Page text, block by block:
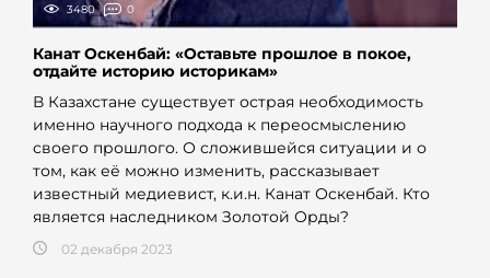
3480 0
Канат Оскенбай: «Оставьте прошлое в покое,
отдайте историю историкам»
В Казахстане существует острая необходимость
именно научного подхода к переосмыслению
своего прошлого. О сложившейся ситуации и о
том, как её можно изменить, рассказывает
известный медиевист, к.и.н. Канат Оскенбай. Кто
является наследником Золотой Орды?
02 декабря 2023